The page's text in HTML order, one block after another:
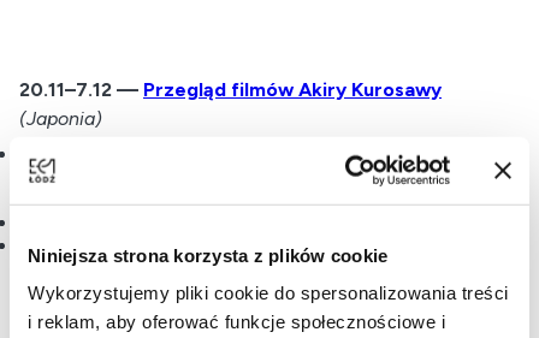
Niniejsza strona korzysta z plików cookie
Wykorzystujemy pliki cookie do spersonalizowania treści
i reklam, aby oferować funkcje społecznościowe i
20.11–7.12 — Przegląd filmów Akiry Kurosawy
(Japonia)
artystyczna podróż od „
” i „Siedmiu
samurajów
”, po późne arcydzieła:
„Dersu Uzała” i „Ran”;
klasyka, która łączy lokalną tradycję z uniwersalnymi
wartościami.